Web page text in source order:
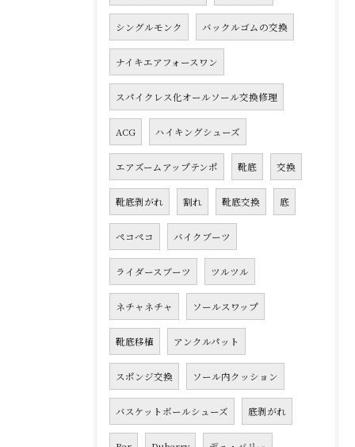
シングルモンク バックルゴムの交換
ナイキエアフォースワン
スパイクレス化オールソール交換修理
ACG ハイキングシューズ
エアズームアップテンポ 靴底 交換
靴底剥がれ 割れ 靴底交換 底
ペコペコ バイクブーツ
ライダースブーツ ツルツル
ネチャネチャ ソールスワップ
靴底移植 アンクルパット
スポンジ交換 ソール内クッション
バスケットボールシューズ 底剥がれ